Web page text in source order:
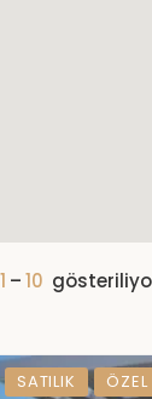
1 –10
SATILIK ÖZEL